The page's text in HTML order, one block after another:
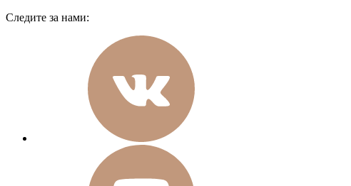
Следите за нами: